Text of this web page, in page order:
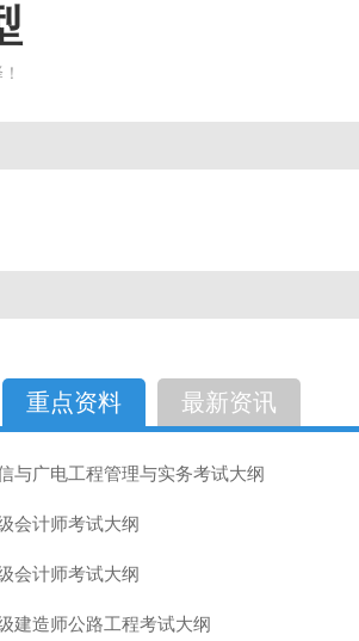
选择题
重点资料 最新资讯
与广电工程管理与实务考试大纲
会计师考试大纲
会计师考试大纲
建造师公路工程考试大纲